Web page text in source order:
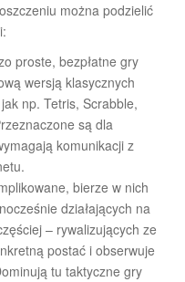
można podzielić
proste, bezpłatne gry
wersją klasycznych
np. Tetris, Scrabble,
są dla
komunikacji z
bierze w nich
działających na
– rywalizujących ze
postać i obserwuje
tu taktyczne gry